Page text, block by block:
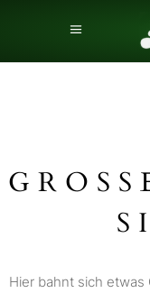
Hier bahnt sich etwas